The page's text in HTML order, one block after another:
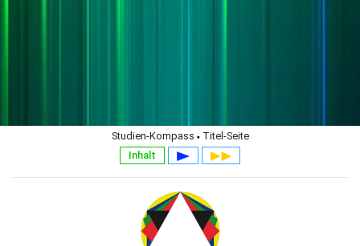
Studien-Kompass Titel-Seite
Inhalt